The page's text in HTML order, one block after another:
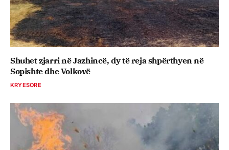
Shuhet zjarri në Jazhincë, dy të reja shpërthyen në
Sopishte dhe Volkovë
KRYESORE